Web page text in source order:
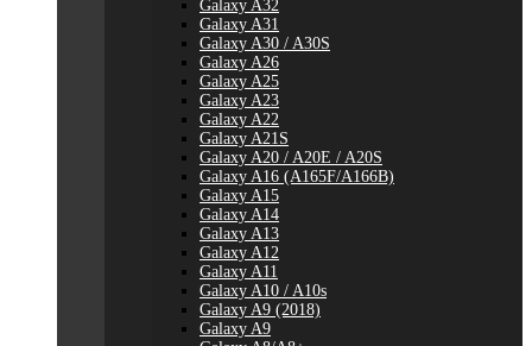
Galaxy A32
Galaxy A31
Galaxy A30 / A30S
Galaxy A26
Galaxy A25
Galaxy A23
Galaxy A22
Galaxy A21S
Galaxy A20 / A20E / A20S
Galaxy A16 (A165F/A166B)
Galaxy A15
Galaxy A14
Galaxy A13
Galaxy A12
Galaxy A11
Galaxy A10 / A10s
Galaxy A9 (2018)
Galaxy A9